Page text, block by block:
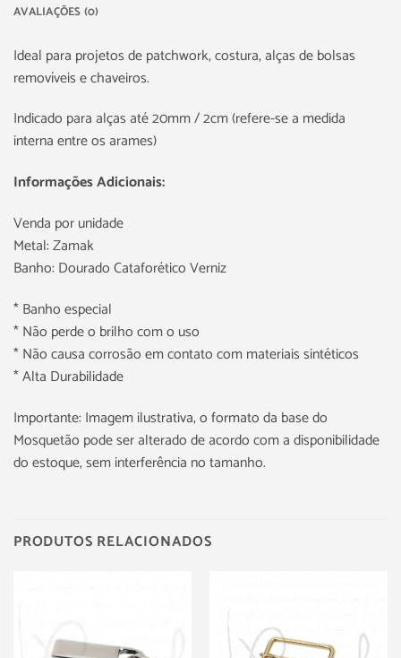
AVALIAÇÕES (0)
Ideal para projetos de patchwork, costura, alças de bolsas
removíveis e chaveiros.
Indicado para alças até 20mm / 2cm (refere-se a medida
interna entre os arames)
Informações Adicionais:
Venda por unidade
Metal: Zamak
Banho: Dourado Cataforético Verniz
* Banho especial
* Não perde o brilho com o uso
* Não causa corrosão em contato com materiais sintéticos
* Alta Durabilidade
Importante: Imagem ilustrativa, o formato da base do
Mosquetão pode ser alterado de acordo com a disponibilidade
do estoque, sem interferência no tamanho.
PRODUTOS RELACIONADOS